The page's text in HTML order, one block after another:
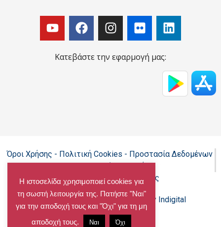
Κατεβάστε την εφαρμογή μας:
Όροι Χρήσης - Πολιτική Cookies - Προστασία Δεδομένων
Προσωπικού Χαρακτήρα
Δήλωση προσβασιμότητας
Copyright@chalandri.gr Powered by Indigital
Η ιστοσελίδα χρησιμοποιεί cookies για
τη σωστή λειτουργία της. Πατήστε "Ναι"
για την αποδοχή τους και "Όχι" για τη μη
αποδοχή τους.
Ναι Όχι